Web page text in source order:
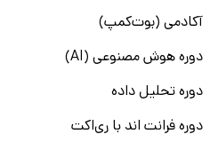
آکادمی (بوت‌کمپ)
دوره هوش مصنوعی (AI)
دوره تحلیل داده
دوره فرانت اند با ری‌اکت